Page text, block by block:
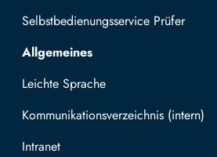
Selbstbedienungsservice Prüfer
Allgemeines
Leichte Sprache
Kommunikationsverzeichnis (intern)
Intranet